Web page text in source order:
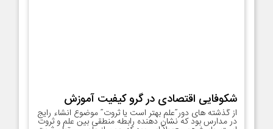
شکوفایی اقتصادی در گرو کیفیت آموزش
از گذشته های دور”علم بهتر است یا ثروت” موضوع انشاء رایج
در مدارس بود که نشان دهنده رابطه منطقی بین علم و ثروت